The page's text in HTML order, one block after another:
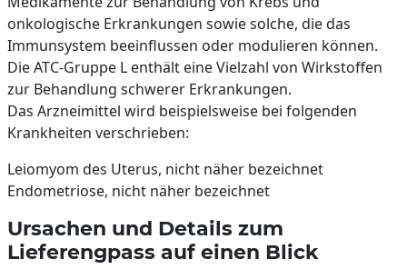
onkologische Erkrankungen sowie solche, die das
Immunsystem beeinflussen oder modulieren können.
Die ATC-Gruppe L enthält eine Vielzahl von Wirkstoffen
zur Behandlung schwerer Erkrankungen.
Das Arzneimittel wird beispielsweise bei folgenden
Krankheiten verschrieben:
Leiomyom des Uterus, nicht näher bezeichnet
Endometriose, nicht näher bezeichnet
Ursachen und Details zum
Lieferengpass auf einen Blick